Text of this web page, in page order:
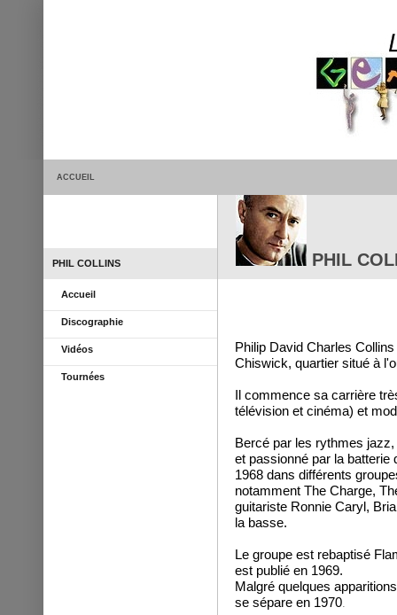
ACCUEIL
PHIL COLLINS
Accueil
Discographie
Vidéos
Tournées
PHIL
Philip David Charles
Chiswick, quartier situé à
Il commence sa carrière
télévision et cinéma) et
Bercé par les rythmes
et passionné par la batterie
1968 dans différents
notamment The Charge,
guitariste Ronnie Caryl,
la basse.
Le groupe est rebaptisé
est publié en 1969.
Malgré quelques
se sépare en 1970.